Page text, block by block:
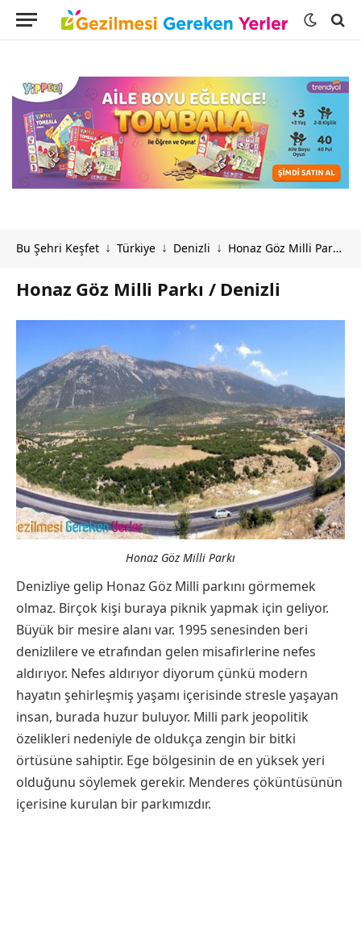
Bu Şehri Keşfet ↓ Türkiye ↓ Denizli ↓ Honaz Göz Milli Parkı / Denizli
Honaz Göz Milli Parkı / Denizli
Honaz Göz Milli Parkı
Denizliye gelip Honaz Göz Milli parkını görmemek
olmaz. Birçok kişi buraya piknik yapmak için geliyor.
Büyük bir mesire alanı var. 1995 senesinden beri
denizlilere ve etrafından gelen misafirlerine nefes
aldırıyor. Nefes aldırıyor diyorum çünkü modern
hayatın şehirleşmiş yaşamı içerisinde stresle yaşayan
insan, burada huzur buluyor. Milli park jeopolitik
özelikleri nedeniyle de oldukça zengin bir bitki
örtüsüne sahiptir. Ege bölgesinin de en yüksek yeri
olduğunu söylemek gerekir. Menderes çöküntüsünün
içerisine kurulan bir parkımızdır.